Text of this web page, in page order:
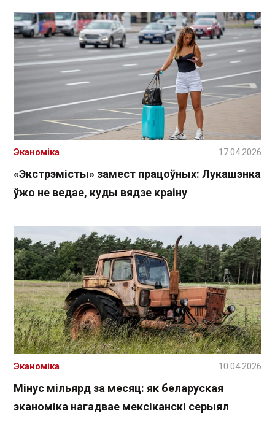
«Экстрэмісты» замест працоўных: Лукашэнка
ўжо не ведае, куды вядзе краіну
Эканоміка 17.04.2026
Мінус мільярд за месяц: як беларуская
эканоміка нагадвае мексіканскі серыял
Эканоміка 10.04.2026